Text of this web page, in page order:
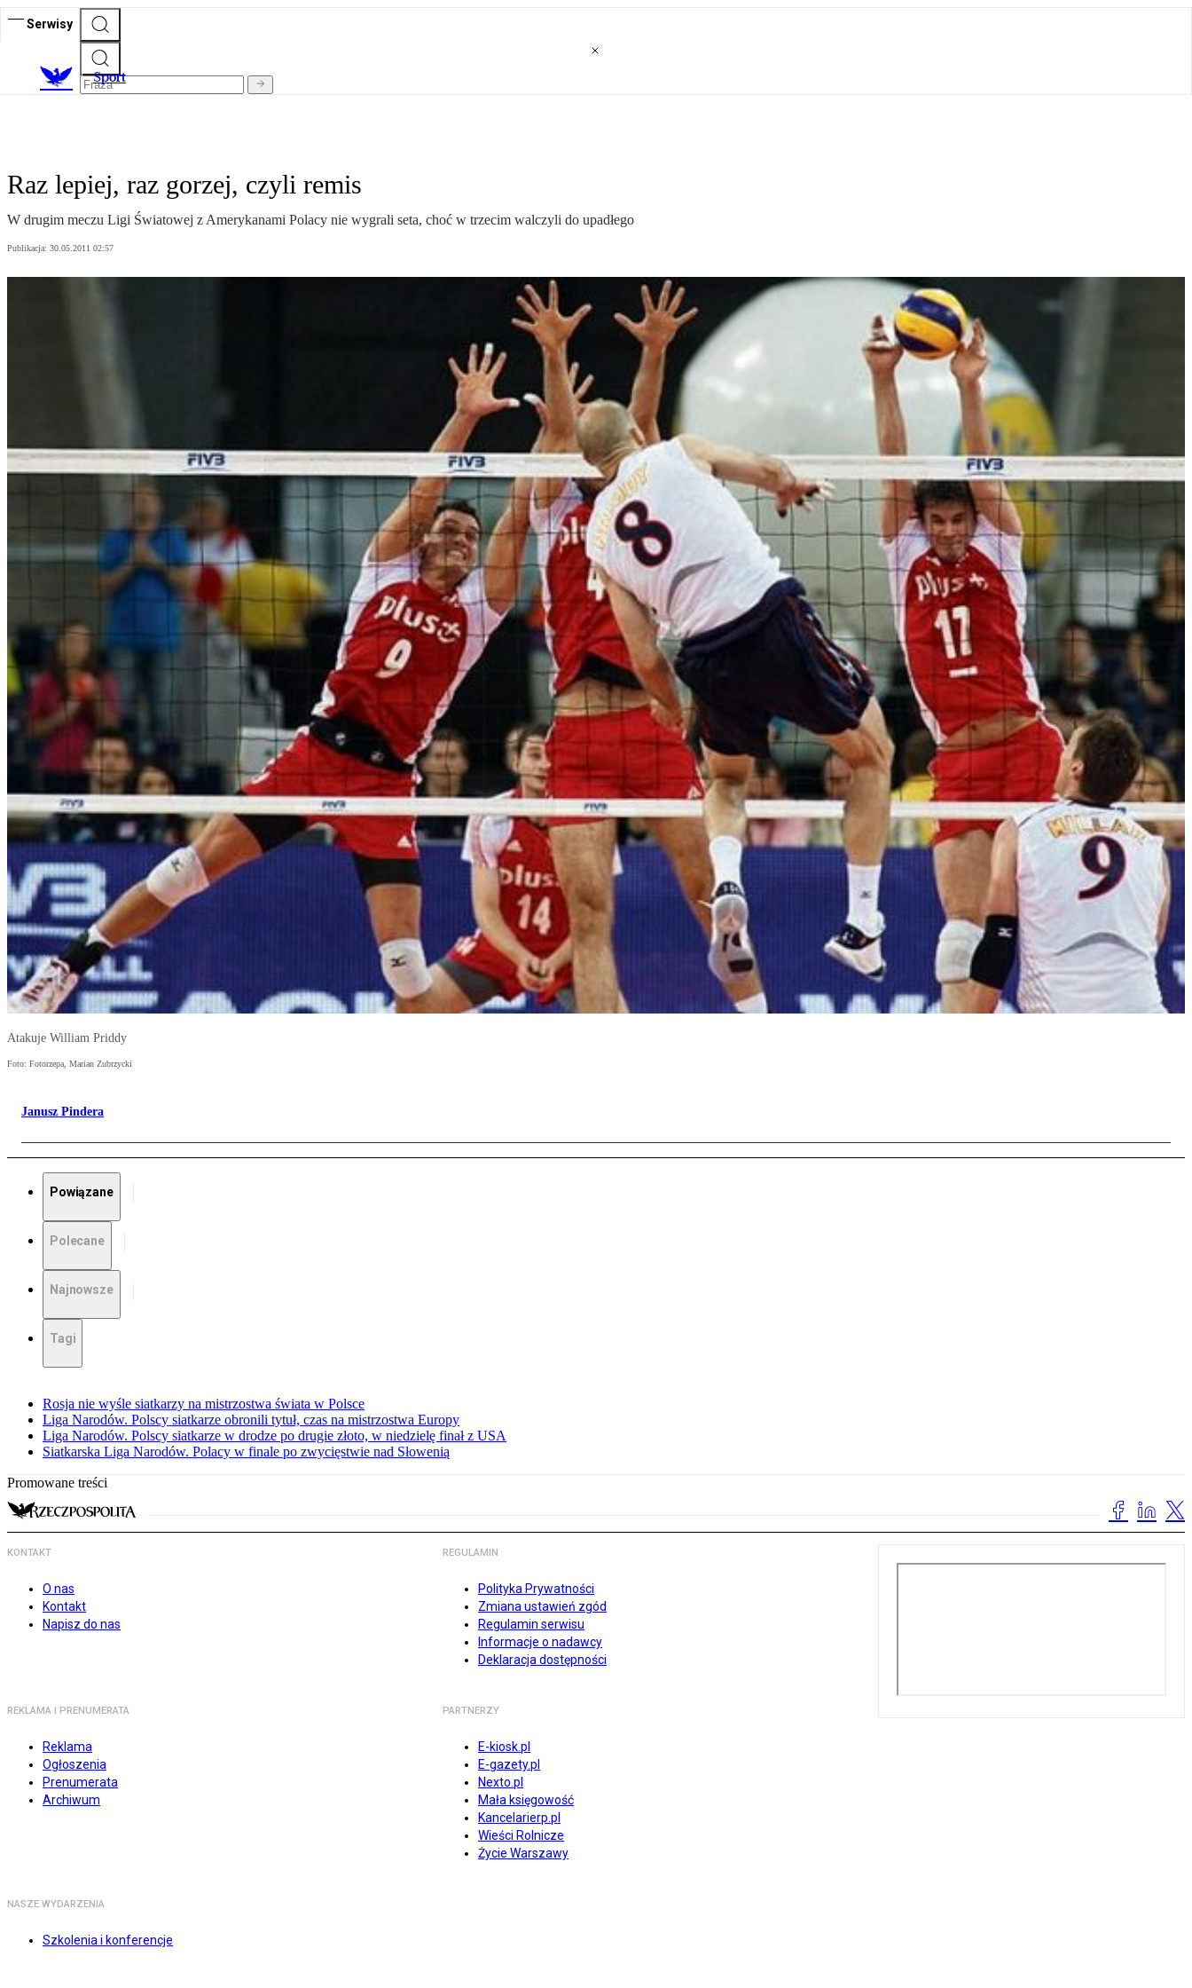
Serwisy
Sport
Raz lepiej, raz gorzej, czyli remis
W drugim meczu Ligi Światowej z Amerykanami Polacy nie wygrali seta, choć w trzecim walczyli do upadłego
Publikacja: 30.05.2011 02:57
Atakuje William Priddy
Foto: Fotorzepa, Marian Zubrzycki
Janusz Pindera
Powiązane
Polecane
Najnowsze
Tagi
Rosja nie wyśle siatkarzy na mistrzostwa świata w Polsce
Liga Narodów. Polscy siatkarze obronili tytuł, czas na mistrzostwa Europy
Liga Narodów. Polscy siatkarze w drodze po drugie złoto, w niedzielę finał z USA
Siatkarska Liga Narodów. Polacy w finale po zwycięstwie nad Słowenią
Promowane treści
KONTAKT
O nas
Kontakt
Napisz do nas
REGULAMIN
Polityka Prywatności
Zmiana ustawień zgód
Regulamin serwisu
Informacje o nadawcy
Deklaracja dostępności
REKLAMA I PRENUMERATA
Reklama
Ogłoszenia
Prenumerata
Archiwum
PARTNERZY
E-kiosk.pl
E-gazety.pl
Nexto.pl
Mała księgowość
Kancelarierp.pl
Wieści Rolnicze
Życie Warszawy
NASZE WYDARZENIA
Szkolenia i konferencje